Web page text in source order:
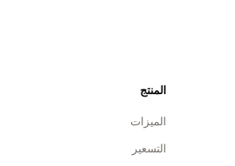
المنتج
الميزات
التسعير